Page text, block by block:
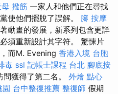
母 撥筋 一家人和他們正在尋找
使他們擺脫了誤解。 腳 按摩
動畫的發展，新系列包含更詳
須重新設計其字符。 驚悚片
而M. Evening 香港入境 台胞
毒 ssl 記帳士課程 台北 腳底按
獲得了第二名。 外燴 點心
園 台中整復推薦 整復師 假期